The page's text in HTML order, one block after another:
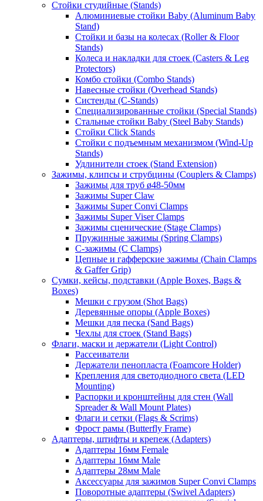
Стойки студийные (Stands)
Алюминиевые стойки Baby (Aluminum Baby
Stand)
Стойки и базы на колесах (Roller & Floor
Stands)
Колеса и накладки для стоек (Casters & Leg
Protectors)
Комбо стойки (Combo Stands)
Навесные стойки (Overhead Stands)
Систенды (C-Stands)
Специализированные стойки (Special Stands)
Стальные стойки Baby (Steel Baby Stands)
Стойки Click Stands
Стойки с подъемным механизмом (Wind-Up
Stands)
Удлинители стоек (Stand Extension)
Зажимы, клипсы и струбцины (Couplers & Clamps)
Зажимы для труб ø48-50мм
Зажимы Super Claw
Зажимы Super Convi Clamps
Зажимы Super Viser Clamps
Зажимы сценические (Stage Clamps)
Пружинные зажимы (Spring Clamps)
С-зажимы (C Clamps)
Цепные и гафферские зажимы (Chain Clamps
& Gaffer Grip)
Сумки, кейсы, подставки (Apple Boxes, Bags &
Boxes)
Мешки с грузом (Shot Bags)
Деревянные опоры (Apple Boxes)
Мешки для песка (Sand Bags)
Чехлы для стоек (Stand Bags)
Флаги, маски и держатели (Light Control)
Рассеиватели
Держатели пенопласта (Foamcore Holder)
Крепления для светодиодного света (LED
Mounting)
Распорки и кронштейны для стен (Wall
Spreader & Wall Mount Plates)
Флаги и сетки (Flags & Scrims)
Фрост рамы (Butterfly Frame)
Адаптеры, штифты и крепеж (Adapters)
Адаптеры 16мм Female
Адаптеры 16мм Male
Адаптеры 28мм Male
Аксессуары для зажимов Super Convi Clamps
Поворотные адаптеры (Swivel Adapters)